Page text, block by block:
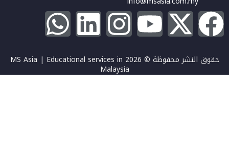
حقوق النشر محفوظة © 2026 MS Asia | Educational services in
Malaysia